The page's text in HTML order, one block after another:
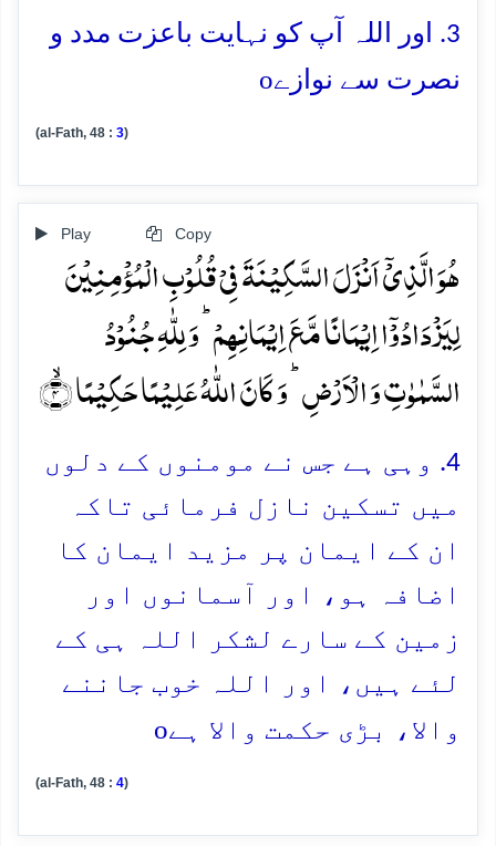
3. اور اللہ آپ کو نہایت باعزت مدد و
نصرت سے نوازےo
(al-Fath, 48 : 3)
Play Copy
ہُوَ الَّذِیۡۤ اَنۡزَلَ السَّکِیۡنَۃَ فِیۡ قُلُوۡبِ الۡمُؤۡمِنِیۡنَ
لِیَزۡدَادُوۡۤا اِیۡمَانًا مَّعَ اِیۡمَانِہِمۡ ؕ وَ لِلّٰہِ جُنُوۡدُ
السَّمٰوٰتِ وَ الۡاَرۡضِ ؕ وَ کَانَ اللّٰہُ عَلِیۡمًا حَکِیۡمًا ۙ﴿۴﴾
4. وہی ہے جس نے مومنوں کے دلوں
میں تسکین نازل فرمائی تاکہ
ان کے ایمان پر مزید ایمان کا
اضافہ ہو، اور آسمانوں اور
زمین کے سارے لشکر اللہ ہی کے
لئے ہیں، اور اللہ خوب جاننے
والا، بڑی حکمت والا ہےo
(al-Fath, 48 : 4)